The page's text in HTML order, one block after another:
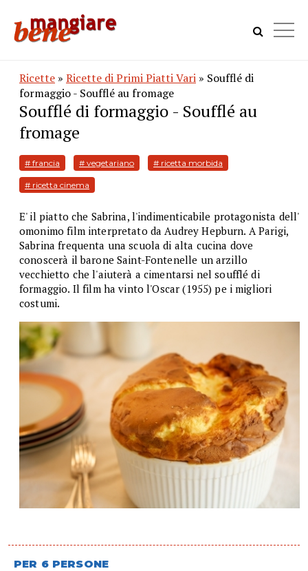
Ricette » Ricette di Primi Piatti Vari » Soufflé di
formaggio - Soufflé au fromage
Soufflé di formaggio - Soufflé au
fromage
# francia # vegetariano # ricetta morbida
# ricetta cinema
E' il piatto che Sabrina, l'indimenticabile protagonista dell'
omonimo film interpretato da Audrey Hepburn. A Parigi,
Sabrina frequenta una scuola di alta cucina dove
conoscerà il barone Saint-Fontenelle un arzillo
vecchietto che l'aiuterà a cimentarsi nel soufflé di
formaggio. Il film ha vinto l'Oscar (1955) pe i migliori
costumi.
PER 6 PERSONE